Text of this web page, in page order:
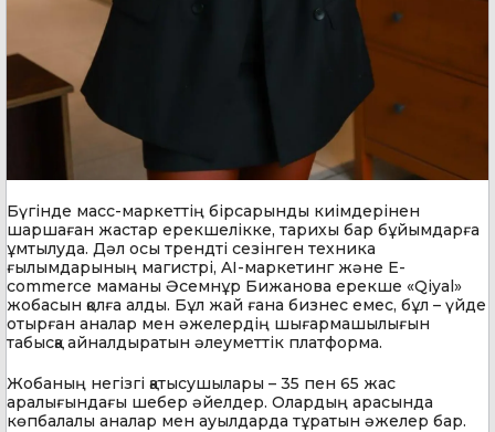
Бүгінде масс-маркеттің бірсарынды киімдерінен
шаршаған жастар ерекшелікке, тарихы бар бұйымдарға
ұмтылуда. Дәл осы трендті сезінген техника
ғылымдарының магистрі, AI-маркетинг және E-
commerce маманы Әсемнұр Бижанова ерекше «Qiyal»
жобасын қолға алды. Бұл жай ғана бизнес емес, бұл – үйде
отырған аналар мен әжелердің шығармашылығын
табысқа айналдыратын әлеуметтік платформа.
Жобаның негізгі қатысушылары – 35 пен 65 жас
аралығындағы шебер әйелдер. Олардың арасында
көпбалалы аналар мен ауылдарда тұратын әжелер бар.